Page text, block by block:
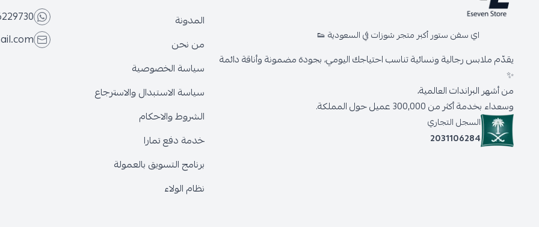
اي سفن ستور أكبر متجر شوزات في السعودية 👟
يقدّم ملابس رجالية ونسائية تناسب احتياجك اليومي، بجودة مضمونة وأناقة دائمة
✨
من أشهر البراندات العالمية،
وسعداء بخدمة أكثر من 300,000 عميل حول المملكة.
السجل التجاري
2031106284
المدونة
من نحن
سياسة الخصوصية
سياسة الاستبدال والاسترجاع
الشروط والاحكام
خدمة دفع تمارا
برنامج التسويق بالعمولة
نظام الولاء